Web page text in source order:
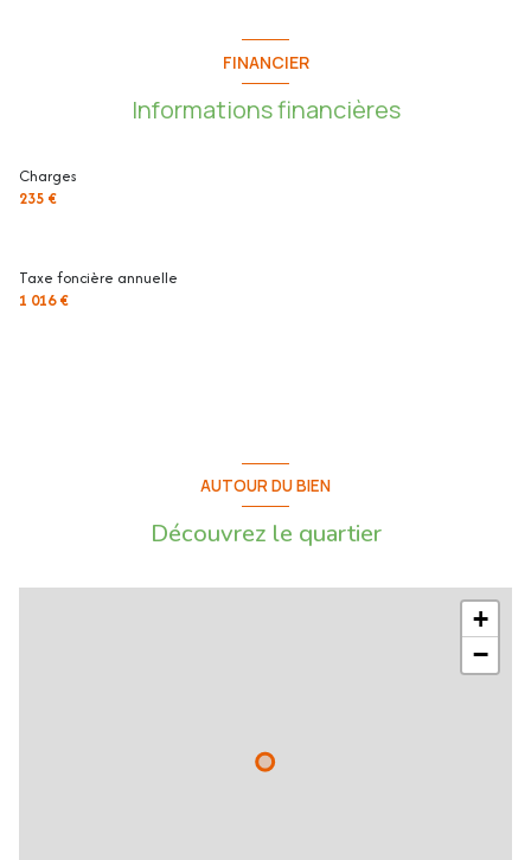
FINANCIER
Informations financières
Charges
235 €
Taxe foncière annuelle
1 016 €
AUTOUR DU BIEN
Découvrez le quartier
+
−